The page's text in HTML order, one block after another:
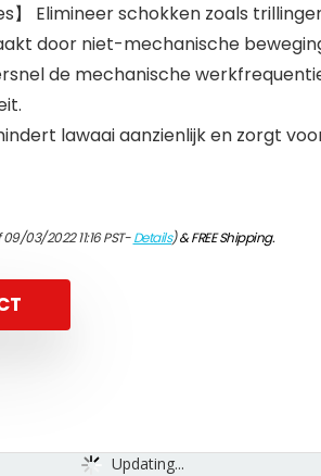
】 Elimineer schokken zoals
door niet-mechanische
de mechanische
lawaai aanzienlijk en zorgt
03/2022 11:16 PST-Details)&FREE Shipping.
Updating...